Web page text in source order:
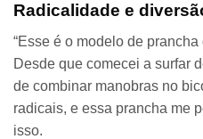
Radicalidade e
“Esse é o modelo de
Desde que comecei a surfar
de combinar manobras no
radicais, e essa prancha me
isso.